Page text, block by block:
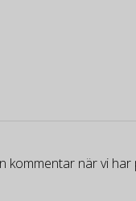
kommentar när vi har